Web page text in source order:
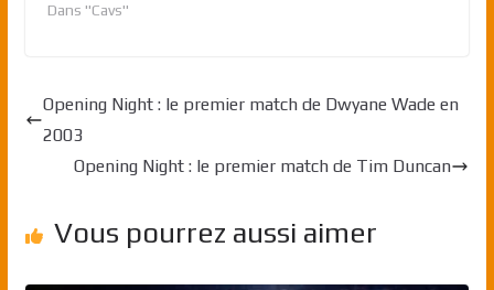
Dans "Cavs"
Opening Night : le premier match de Dwyane Wade en
2003
Opening Night : le premier match de Tim Duncan
Vous pourrez aussi aimer